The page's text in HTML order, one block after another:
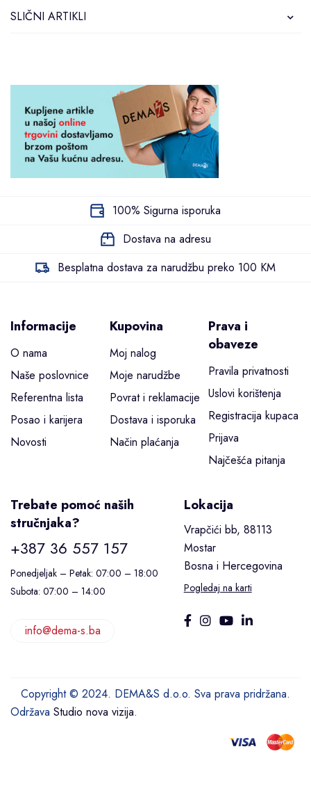
SLIČNI ARTIKLI
100% Sigurna isporuka
Dostava na adresu
Besplatna dostava za narudžbu preko 100 KM
Informacije
O nama
Naše poslovnice
Referentna lista
Posao i karijera
Novosti
Kupovina
Moj nalog
Moje narudžbe
Povrat i reklamacije
Dostava i isporuka
Način plaćanja
Prava i
obaveze
Pravila privatnosti
Uslovi korištenja
Registracija kupaca
Prijava
Najčešća pitanja
Trebate pomoć naših
stručnjaka?
+387 36 557 157
Ponedjeljak – Petak: 07:00 – 18:00
Subota: 07:00 – 14:00
info@dema-s.ba
Lokacija
Vrapčići bb, 88113
Mostar
Bosna i Hercegovina
Pogledaj na karti
Copyright © 2024. DEMA&S d.o.o. Sva prava pridržana.
Održava Studio nova vizija.